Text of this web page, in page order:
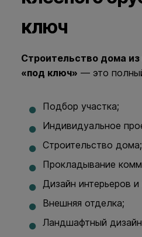
ключ
Строительство дома из
«под ключ» — это
Подбор участка;
Индивидуальное
Строительство дома;
Прокладывание
Дизайн интерьеров
Внешняя отделка;
Ландшафтный